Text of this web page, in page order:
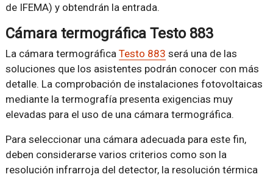
de IFEMA) y obtendrán la entrada.
Cámara termográfica Testo 883
La cámara termográfica Testo 883 será una de las
soluciones que los asistentes podrán conocer con más
detalle. La comprobación de instalaciones fotovoltaicas
mediante la termografía presenta exigencias muy
elevadas para el uso de una cámara termográfica.
Para seleccionar una cámara adecuada para este fin,
deben considerarse varios criterios como son la
resolución infrarroja del detector, la resolución térmica